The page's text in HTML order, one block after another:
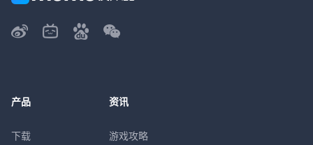
产品
下载
资讯
游戏攻略